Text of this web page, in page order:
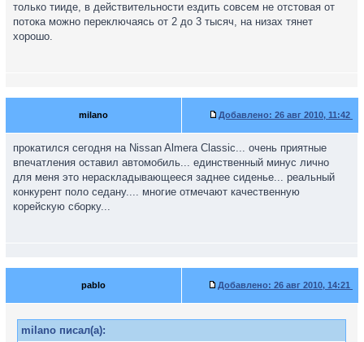
только тииде, в действительности ездить совсем не отстовая от
потока можно переключаясь от 2 до 3 тысяч, на низах тянет
хорошо.
milano Добавлено: 26 авг 2010, 11:42
прокатился сегодня на Nissan Almera Classic... очень приятные
впечатления оставил автомобиль... единственный минус лично
для меня это нераскладывающееся заднее сиденье... реальный
конкурент поло седану.... многие отмечают качественную
корейскую сборку...
pablo Добавлено: 26 авг 2010, 14:21
milano писал(а):